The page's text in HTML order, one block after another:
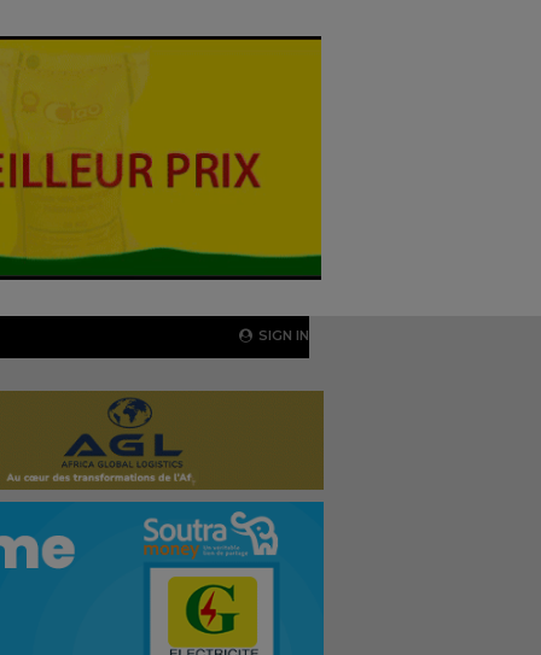
SIGN IN